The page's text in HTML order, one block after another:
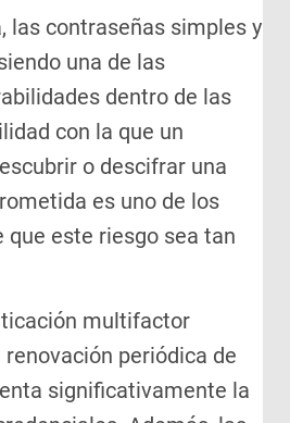
las contraseñas simples y
una de las
dentro de las
con la que un
o descifrar una
es uno de los
que este riesgo sea tan
multifactor
periódica de
significativamente la